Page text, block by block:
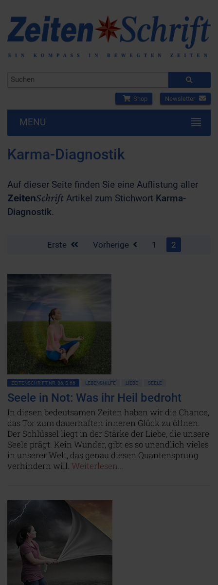
Shop Newsletter
MENU
Karma-Diagnostik
Auf dieser Seite finden Sie eine Auflistung aller
ZeitenSchrift Artikel zum Stichwort Karma-
Diagnostik.
Erste Vorherige 1 2
ZEITENSCHRIFT NR. 86, S.66 LEBENSHILFE LIEBE SEELE
Seele in Not: Was ihr Heil bedroht
In diesen bedeutsamen Zeiten haben wir die Chance,
das Tor zum dauerhaften inneren Glück zu öffnen.
Der Schlüssel liegt in der Stärke der Liebe, die unsere
Seele prägt. Kein Wunder, gibt es so unendlich vieles
in unserer Welt, das genau diesen Quantensprung
verhindern will. Weiterlesen...